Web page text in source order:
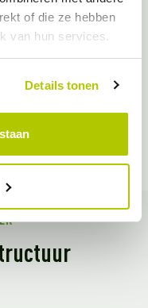
of die ze hebben
van hun services.
Details tonen